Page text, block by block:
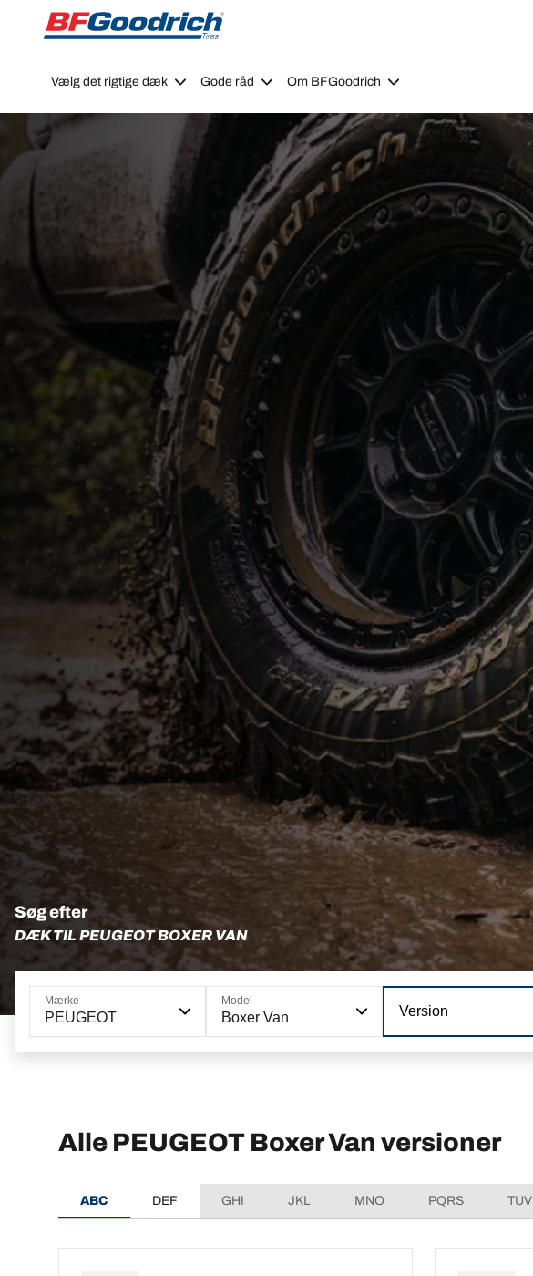
Go to page content
Go to page navigation
Vælg det rigtige dæk Gode råd Om BFGoodrich
Søg efter
DÆK TIL PEUGEOT BOXER VAN
Mærke
PEUGEOT
Model
Boxer Van Version
Alle PEUGEOT Boxer Van versioner
ABC DEF GHI JKL MNO PQRS TUV